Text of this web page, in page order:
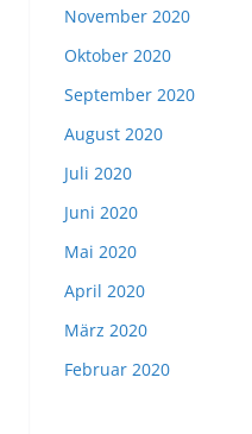
November 2020
Oktober 2020
September 2020
August 2020
Juli 2020
Juni 2020
Mai 2020
April 2020
März 2020
Februar 2020